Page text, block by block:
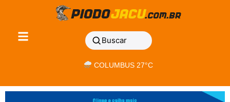
Buscar
COLUMBUS 27°C